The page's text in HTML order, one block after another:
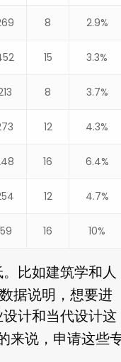
8 2.9%
15 3.3%
8 3.7%
12 4.3%
16 6.4%
12 4.7%
16 10%
比如建筑学和人
据说明，想要进
计和当代设计这
来说，申请这些